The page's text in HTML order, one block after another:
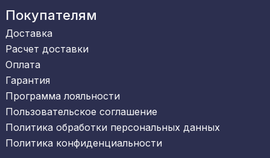
Покупателям
Доставка
Расчет доставки
Оплата
Гарантия
Программа лояльности
Пользовательское соглашение
Политика обработки персональных данных
Политика конфиденциальности